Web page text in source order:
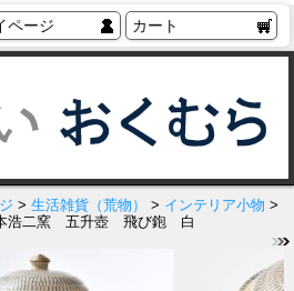
ページ カート
> 生活雑貨（荒物） > インテリア小物 >
浩二窯 五升壺 飛び鉋 白